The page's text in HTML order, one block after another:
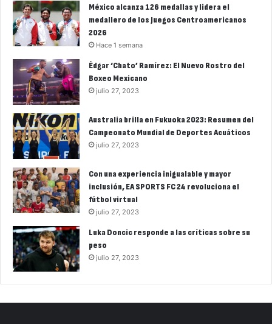
México alcanza 126 medallas y lidera el
medallero de los Juegos Centroamericanos
2026
Hace 1 semana
Édgar ‘Chato’ Ramírez: El Nuevo Rostro del
Boxeo Mexicano
julio 27, 2023
Australia brilla en Fukuoka 2023: Resumen del
Campeonato Mundial de Deportes Acuáticos
julio 27, 2023
Con una experiencia inigualable y mayor
inclusión, EA SPORTS FC 24 revoluciona el
fútbol virtual
julio 27, 2023
Luka Doncic responde a las críticas sobre su
peso
julio 27, 2023